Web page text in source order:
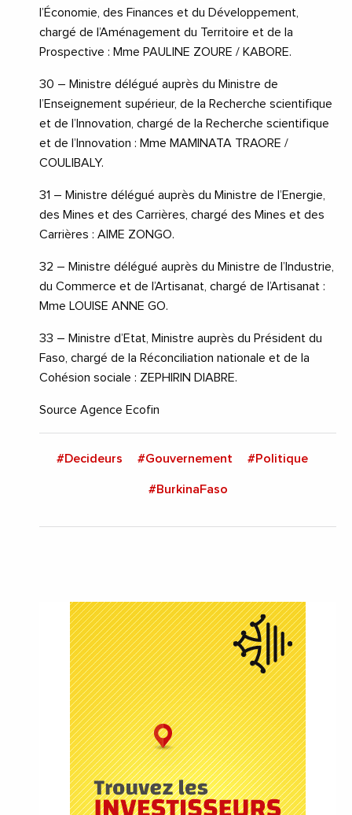
l’Économie, des Finances et du Développement,
chargé de l’Aménagement du Territoire et de la
Prospective : Mme PAULINE ZOURE / KABORE.
30 – Ministre délégué auprès du Ministre de
l’Enseignement supérieur, de la Recherche scientifique
et de l’Innovation, chargé de la Recherche scientifique
et de l’Innovation : Mme MAMINATA TRAORE /
COULIBALY.
31 – Ministre délégué auprès du Ministre de l’Energie,
des Mines et des Carrières, chargé des Mines et des
Carrières : AIME ZONGO.
32 – Ministre délégué auprès du Ministre de l’Industrie,
du Commerce et de l’Artisanat, chargé de l’Artisanat :
Mme LOUISE ANNE GO.
33 – Ministre d’Etat, Ministre auprès du Président du
Faso, chargé de la Réconciliation nationale et de la
Cohésion sociale : ZEPHIRIN DIABRE.
Source Agence Ecofin
#Decideurs #Gouvernement #Politique
#BurkinaFaso